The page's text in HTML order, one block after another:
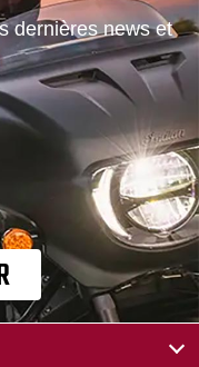
dernières news et